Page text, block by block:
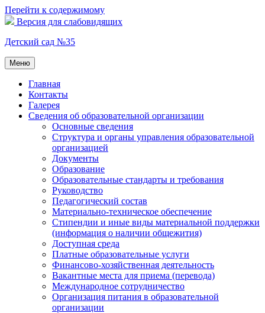
Перейти к содержимому
Версия для слабовидящих
Детский сад №35
Меню
Главная
Контакты
Галерея
Сведения об образовательной организации
Основные сведения
Структура и органы управления образовательной
организацией
Документы
Образование
Образовательные стандарты и требования
Руководство
Педагогический состав
Материально-техническое обеспечение
Стипендии и иные виды материальной поддержки
(информация о наличии общежития)
Доступная среда
Платные образовательные услуги
Финансово-хозяйственная деятельность
Вакантные места для приема (перевода)
Международное сотрудничество
Организация питания в образовательной
организации